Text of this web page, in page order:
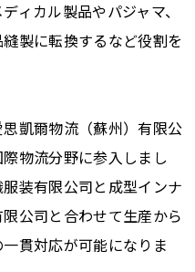
ィカル製品やパジャマ、
製に転換するなど役割を
凱爾物流（蘇州）有限公
物流分野に参入しまし
装有限公司と成型インナ
公司と合わせて生産から
貫対応が可能になりま